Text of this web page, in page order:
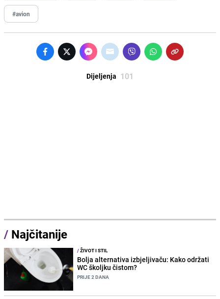
#avion
Dijeljenja 101
/ Najčitanije
/ŽIVOT I STIL
Bolja alternativa izbjeljivaču: Kako održati
WC školjku čistom?
PRIJE 2 DANA